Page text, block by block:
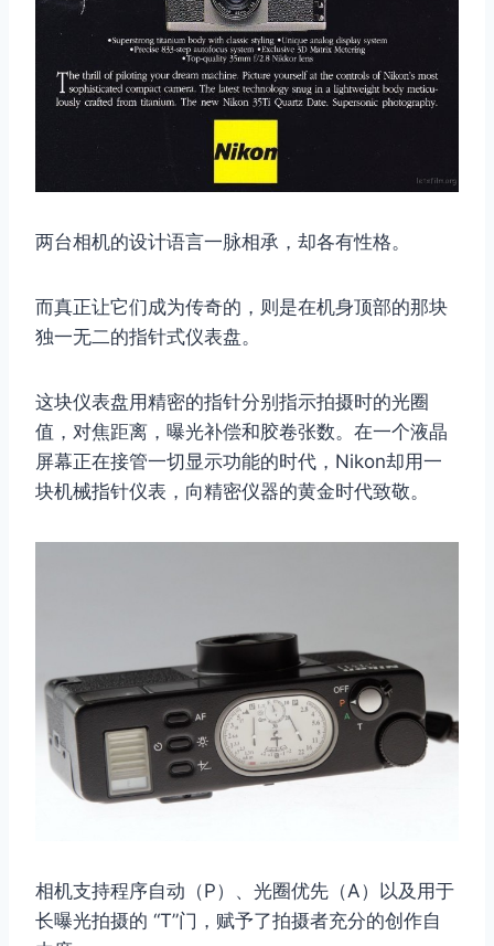
两台相机的设计语言一脉相承，却各有性格。
而真正让它们成为传奇的，则是在机身顶部的那块
独一无二的指针式仪表盘。
这块仪表盘用精密的指针分别指示拍摄时的光圈
值，对焦距离，曝光补偿和胶卷张数。在一个液晶
屏幕正在接管一切显示功能的时代，Nikon却用一
块机械指针仪表，向精密仪器的黄金时代致敬。
相机支持程序自动（P）、光圈优先（A）以及用于
长曝光拍摄的 “T”门，赋予了拍摄者充分的创作自